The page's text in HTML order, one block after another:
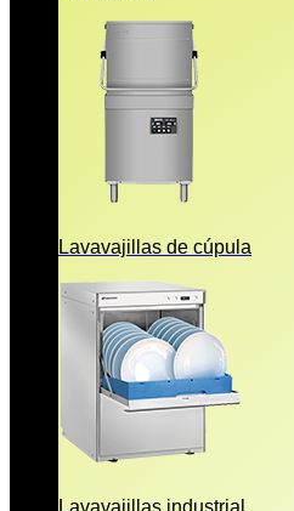
Lavavajillas de cúpula